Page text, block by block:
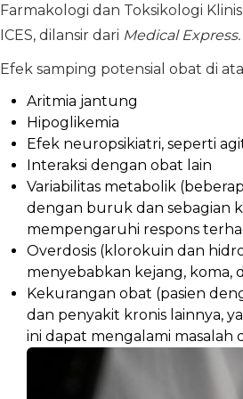
Farmakologi dan Toksikologi
ICES, dilansir dari Medical Express.
Efek samping potensial obat di
Aritmia jantung
Hipoglikemia
Efek neuropsikiatri, seperti
Interaksi dengan obat lain
Variabilitas metabolik
dengan buruk dan sebagian
mempengaruhi respons
Overdosis (klorokuin dan
menyebabkan kejang, koma,
Kekurangan obat (pasien
dan penyakit kronis lainnya,
ini dapat mengalami masalah